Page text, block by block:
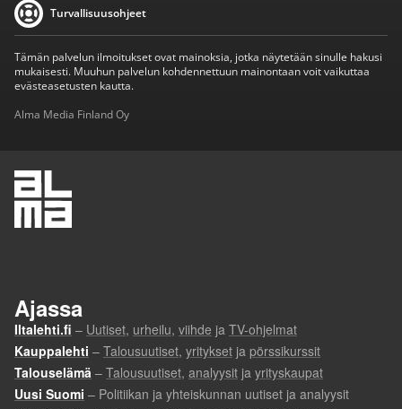
Turvallisuusohjeet
Tämän palvelun ilmoitukset ovat mainoksia, jotka näytetään sinulle hakusi
mukaisesti. Muuhun palvelun kohdennettuun mainontaan voit vaikuttaa
evästeasetusten kautta.
Alma Media Finland Oy